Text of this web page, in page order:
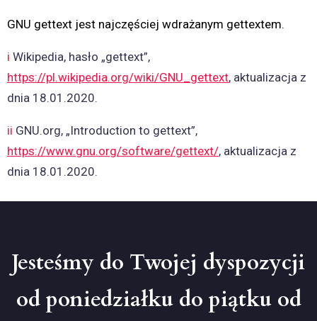
GNU gettext jest najczęściej wdrażanym gettextem.
i Wikipedia, hasło „gettext”,
https://pl.wikipedia.org/wiki/GNU_gettext, aktualizacja z
dnia 18.01.2020.
ii GNU.org, „Introduction to gettext”,
https://www.gnu.org/software/gettext/, aktualizacja z
dnia 18.01.2020.
Jesteśmy do Twojej dyspozycji
od poniedziałku do piątku od